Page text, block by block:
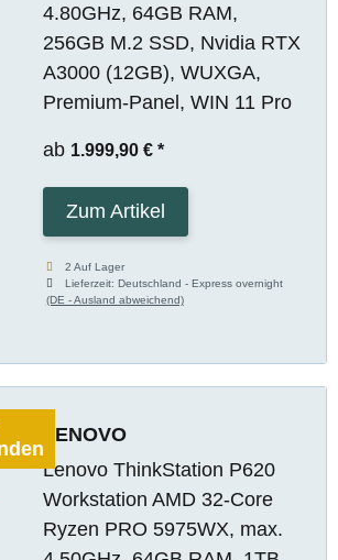
4.80GHz, 64GB RAM,
256GB M.2 SSD, Nvidia RTX
A3000 (12GB), WUXGA,
Premium-Panel, WIN 11 Pro
ab 1.999,90 € *
Zum Artikel
2 Auf Lager
Lieferzeit:Deutschland - Express overnight
(DE - Ausland abweichend)
LENOVO
Lenovo ThinkStation P620
Workstation AMD 32-Core
Ryzen PRO 5975WX, max.